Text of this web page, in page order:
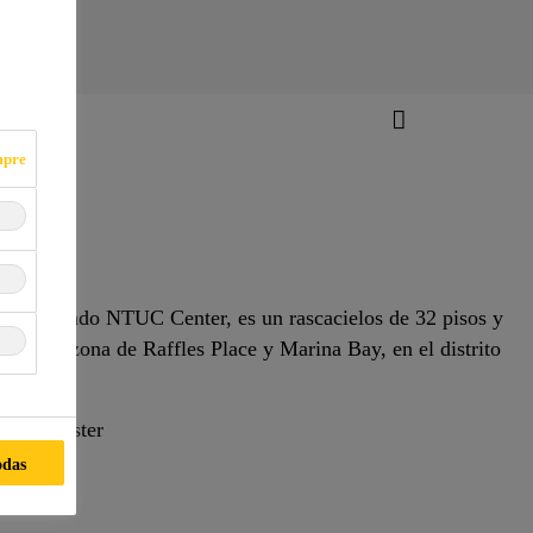
llamado NTUC Center, es un rascacielos de 32 pisos y
en la zona de Raffles Place y Marina Bay, en el distrito
Master